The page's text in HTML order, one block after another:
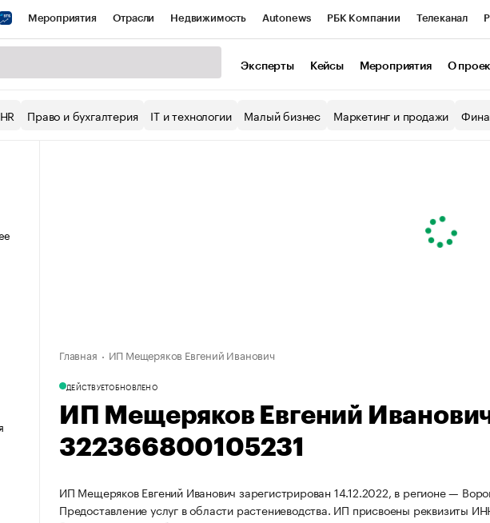
Мероприятия Отрасли Недвижимость Autonews РБК Компании Телеканал
СПб Спецпроекты Экономика Бизнес
Эксперты Кейсы Мероприятия О
Право и бухгалтерия IT и технологии Малый бизнес Маркетинг и продажи
Главная ИП Мещеряков Евгений Иванович
ДЕЙСТВУЕТОБНОВЛЕНО
ИП Мещеряков Евгений
322366800105231
ИП Мещеряков Евгений Иванович зарегистрирован 14.12.2022, в регионе —
Предоставление услуг в области растениеводства. ИП присвоены